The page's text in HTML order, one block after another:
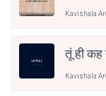
Kavishala
तूं ही कह
Kavishala